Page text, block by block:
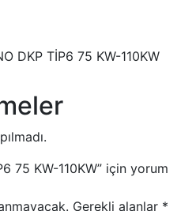
DKP TİP6 75 KW-110KW
75 KW-110KW” için yorum
Gerekli alanlar *